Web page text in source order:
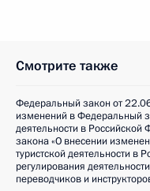
Смотрите также
Федеральный закон от
изменений в Федеральный
деятельности в
закона «О внесении
туристской деятельности в
регулирования
переводчиков и